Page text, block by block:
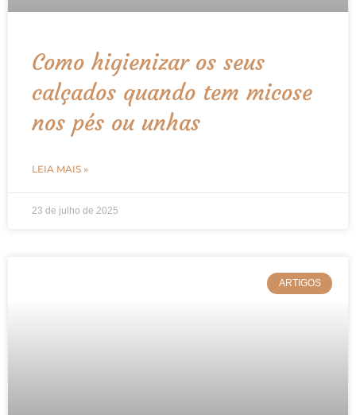
Como higienizar os seus
calçados quando tem micose
nos pés ou unhas
LEIA MAIS »
23 de julho de 2025
ARTIGOS